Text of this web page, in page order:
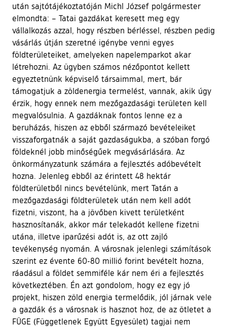
után sajtótájékoztatóján Michl József polgármester
elmondta: – Tatai gazdákat keresett meg egy
vállalkozás azzal, hogy részben bérléssel, részben pedig
vásárlás útján szeretné igénybe venni egyes
földterületeiket, amelyeken napelemparkot akar
létrehozni. Az ügyben számos nézőpontot kellett
egyeztetnünk képviselő társaimmal, mert, bár
támogatjuk a zöldenergia termelést, vannak, akik úgy
érzik, hogy ennek nem mezőgazdasági területen kell
megvalósulnia. A gazdáknak fontos lenne ez a
beruházás, hiszen az ebből származó bevételeiket
visszaforgatnák a saját gazdaságukba, a szóban forgó
földeknél jobb minőségűek megvásárlására. Az
önkormányzatunk számára a fejlesztés adóbevételt
hozna. Jelenleg ebből az érintett 48 hektár
földterületből nincs bevételünk, mert Tatán a
mezőgazdasági földterületek után nem kell adót
fizetni, viszont, ha a jövőben kivett területként
hasznosítanák, akkor már telekadót kellene fizetni
utána, illetve iparűzési adót is, az ott zajló
tevékenység nyomán. A városnak jelenlegi számítások
szerint ez évente 60-80 millió forint bevételt hozna,
ráadásul a földet semmiféle kár nem éri a fejlesztés
következtében. Én azt gondolom, hogy ez egy jó
projekt, hiszen zöld energia termelődik, jól járnak vele
a gazdák és a városnak is hasznot hoz, de az ötletet a
FÜGE (Függetlenek Együtt Egyesület) tagjai nem